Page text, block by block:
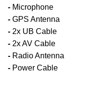
- Microphone
- GPS Antenna
- 2x UB Cable
- 2x AV Cable
- Radio Antenna
- Power Cable